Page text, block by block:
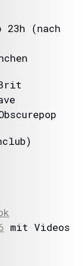
23h (nach
mit Videos